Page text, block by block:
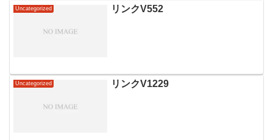
も車庫証明の取得を考える方も多くなっ
ています。本記事では、バ...
Uncategorized リンクV552
Uncategorized リンクV1229